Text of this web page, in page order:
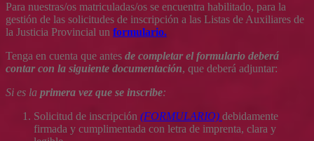
Para nuestras/os matriculadas/os se encuentra habilitado, para la
gestión de las solicitudes de inscripción a las Listas de Auxiliares de
la Justicia Provincial un formulario.
Tenga en cuenta que antes de completar el formulario deberá
contar con la siguiente documentación, que deberá adjuntar:
Si es la primera vez que se inscribe:
Solicitud de inscripción (FORMULARIO) debidamente
firmada y cumplimentada con letra de imprenta, clara y